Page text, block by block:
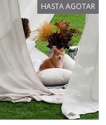
HASTA AGOTAR